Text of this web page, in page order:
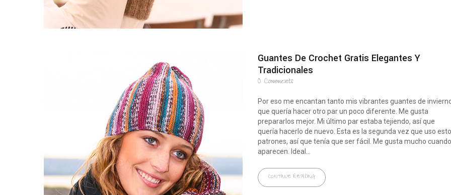
Guantes De Crochet Gratis Elegantes Y
Tradicionales
0Comments
Por eso me encantan tanto mis vibrantes guantes de
que quería hacer otro par un poco diferente. Me gusta
prepararlos mejor. Mi último par estaba tejiendo, así que
quería hacerlo de nuevo. Esta es la segunda vez que uso
patrones, así que tenía que ser fácil. Me gusta mucho cuando
aparecen. Ideal...
CONTINUE READING